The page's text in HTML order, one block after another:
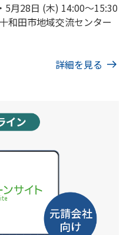
5月28日 (木) 14:00〜15:30
和田市地域交流センター
詳細を見る